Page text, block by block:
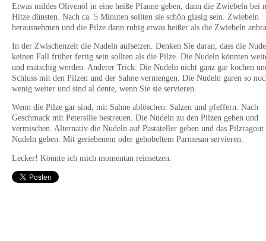
Etwas mildes Olivenöl in eine heiße Pfanne geben, dann die Zwiebeln bei
Hitze dünsten. Nach ca. 5 Minuten sollten sie schön glasig sein. Zwiebeln
herausnehmen und die Pilze dann ruhig etwas heißer als die Zwiebeln
In der Zwischenzeit die Nudeln aufsetzen. Denken Sie daran, dass die
keinen Fall früher fertig sein sollten als die Pilze. Die Nudeln könnten
und matschig werden. Anderer Trick: Die Nudeln nicht ganz gar kochen
Schluss mit den Pilzen und der Sahne vermengen. Die Nudeln garen so
wenig weiter und sind al dente, wenn Sie sie servieren.
Wenn die Pilze gar sind, mit Sahne ablöschen. Salzen und pfeffern. Nach
Geschmack mit Petersilie bestreuen. Die Nudeln zu den Pilzen geben und
vermischen. Alternativ die Nudeln auf Pastateller geben und das
Nudeln geben. Mit geriebenem oder gehobeltem Parmesan servieren.
Lecker! Könnte ich mich momentan reinsetzen.